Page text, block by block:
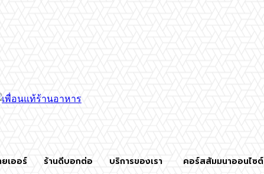
เออร์ ร้านดีบอกต่อ บริการของเรา คอร์สสัมมนาออนไซต์